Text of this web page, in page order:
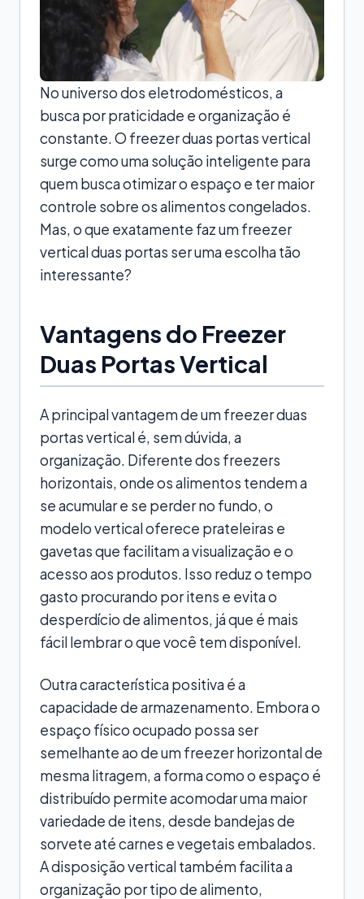
No universo dos eletrodomésticos, a
busca por praticidade e organização é
constante. O freezer duas portas vertical
surge como uma solução inteligente para
quem busca otimizar o espaço e ter maior
controle sobre os alimentos congelados.
Mas, o que exatamente faz um freezer
vertical duas portas ser uma escolha tão
interessante?
Vantagens do Freezer
Duas Portas Vertical
A principal vantagem de um freezer duas
portas vertical é, sem dúvida, a
organização. Diferente dos freezers
horizontais, onde os alimentos tendem a
se acumular e se perder no fundo, o
modelo vertical oferece prateleiras e
gavetas que facilitam a visualização e o
acesso aos produtos. Isso reduz o tempo
gasto procurando por itens e evita o
desperdício de alimentos, já que é mais
fácil lembrar o que você tem disponível.
Outra característica positiva é a
capacidade de armazenamento. Embora o
espaço físico ocupado possa ser
semelhante ao de um freezer horizontal de
mesma litragem, a forma como o espaço é
distribuído permite acomodar uma maior
variedade de itens, desde bandejas de
sorvete até carnes e vegetais embalados.
A disposição vertical também facilita a
organização por tipo de alimento,